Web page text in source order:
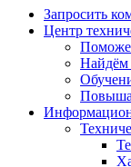
Запросить
Центр
Найдём